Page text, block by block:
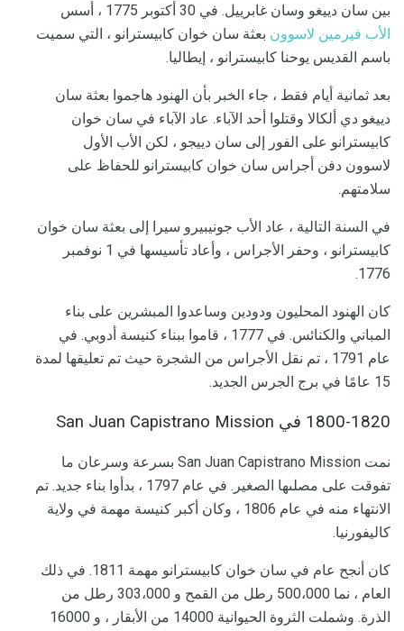
بين سان دييغو وسان غابرييل. في 30 أكتوبر 1775 ، أسس
الأب فيرمين لاسوون بعثة سان خوان كابيسترانو ، التي سميت
باسم القديس يوحنا كابيسترانو ، إيطاليا.
بعد ثمانية أيام فقط ، جاء الخبر بأن الهنود هاجموا بعثة سان
دييغو دي ألكالا وقتلوا أحد الآباء. عاد الآباء في سان خوان
كابيسترانو على الفور إلى سان دييجو ، لكن الأب الأول
لاسوون دفن أجراس سان خوان كابيسترانو للحفاظ على
سلامتهم.
في السنة التالية ، عاد الأب جونيبيرو سيرا إلى بعثة سان خوان
كابيسترانو ، وحفر الأجراس ، وأعاد تأسيسها في 1 نوفمبر
1776.
كان الهنود المحليون ودودين وساعدوا المبشرين على بناء
المباني والكنائس. في 1777 ، قاموا ببناء كنيسة أدوبي. في
عام 1791 ، تم نقل الأجراس من الشجرة حيث تم تعليقها لمدة
15 عامًا في برج الجرس الجديد.
1800-1820 في San Juan Capistrano Mission
نمت San Juan Capistrano Mission بسرعة وسرعان ما
تفوقت على مصلىها الصغير. في عام 1797 ، بدأوا بناء جديد. تم
الانتهاء منه في عام 1806 ، وكان أكبر كنيسة مهمة في ولاية
كاليفورنيا.
كان أنجح عام في سان خوان كابيسترانو مهمة 1811. في ذلك
العام ، نما 500،000 رطل من القمح و 303،000 رطل من
الذرة. وشملت الثروة الحيوانية 14000 من الأبقار ، و 16000